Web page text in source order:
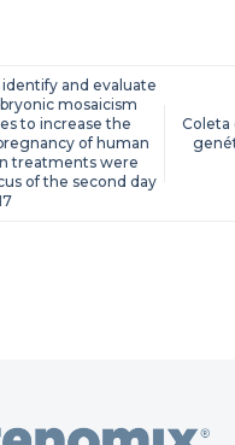
and evaluate
mosaicism
to increase the
of human
treatments were
of the second day
Coleta